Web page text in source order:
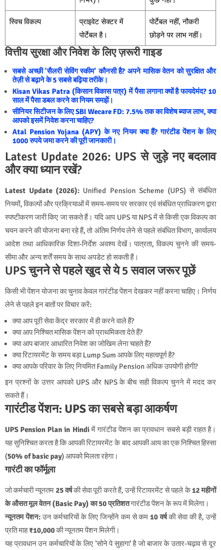
स्विच विकल्प
प्राइवेट सेक्टर में
पोर्टेबल है।
पोर्टेबल नहीं, नौकरी
छोड़ने पर लाभ नहीं।
वित्तीय सुरक्षा और निवेश के लिए ज़रूरी गाइड
सबसे अच्छी 'सैलरी सेविंग स्कीम' कौनसी है? अपने मासिक वेतन को सुरक्षित और
तेज़ी से बढ़ाने के 5 सबसे बढ़िया तरीके।
Kisan Vikas Patra (किसान विकास पत्र) में पैसा लगाना क्यों है फायदेमंद? 10
साल में पैसा डबल करने का नियम समझें।
सीनियर सिटीजन के लिए SBI Wecare FD: 7.5% तक का विशेष ब्याज लाभ, क्या
आपको इसमें निवेश करना चाहिए?
Atal Pension Yojana (APY) के नए नियम क्या हैं? गारंटीड पेंशन के लिए
1000 रुपये जमा करने की पूरी जानकारी।
Latest Update 2026: UPS से जुड़े नए बदलाव
और क्या ध्यान रखें?
Latest Update (2026): Unified Pension Scheme (UPS) से संबंधित
नियमों, विकल्पों और प्रक्रियाओं में समय-समय पर सरकार एवं संबंधित प्राधिकरण द्वारा
स्पष्टीकरण जारी किए जा सकते हैं। यदि आप UPS या NPS में से किसी एक विकल्प का
चयन करने की योजना बना रहे हैं, तो अंतिम निर्णय लेने से पहले संबंधित विभाग, कार्यालय
आदेश तथा आधिकारिक दिशा-निर्देश अवश्य देखें। पात्रता, विकल्प चुनने की समय-
सीमा और अन्य शर्तें समय के साथ अपडेट हो सकती हैं।
UPS चुनने से पहले खुद से ये 5 सवाल जरूर पूछें
किसी भी पेंशन योजना का चुनाव केवल गारंटीड पेंशन देखकर नहीं करना चाहिए। निर्णय
लेने से पहले इन बातों पर विचार करें:
क्या आप पूरी सेवा केंद्र सरकार में ही करने वाले हैं?
क्या आप निश्चित मासिक पेंशन को प्राथमिकता देते हैं?
क्या आप बाजार आधारित निवेश का जोखिम लेना चाहते हैं?
क्या रिटायरमेंट के समय बड़ा Lump Sum आपके लिए महत्वपूर्ण है?
क्या आपके परिवार के लिए नियमित Family Pension अधिक उपयोगी होगी?
इन प्रश्नों के उत्तर आपको UPS और NPS के बीच सही विकल्प चुनने में मदद कर
सकते हैं।
गारंटीड पेंशन: UPS का सबसे बड़ा आकर्षण
UPS Pension Plan in Hindiमें गारंटीड पेंशन का प्रावधान सबसे बड़ी राहत है।
यह सुनिश्चित करता है कि आपकी रिटायरमेंट के बाद आपकी आय का एक निश्चित हिस्सा
(50% of basic pay) आपको मिलता रहेगा।
गारंटी का फॉर्मूला
जो कर्मचारी न्यूनतम 25 वर्षकी सेवा पूरी करते हैं, उन्हें रिटायरमेंट से पहले के12 महीनों
के औसत मूल वेतन (Basic Pay) का 50 प्रतिशतगारंटीड पेंशन के रूप में मिलेगा।
न्यूनतम पेंशन:उन कर्मचारियों के लिए जिन्होंने कम से कम10 वर्षकी सेवा की है, उन्हें
प्रति माह₹10,000की न्यूनतम पेंशन मिलेगी।
यह प्रावधान उन कर्मचारियों के लिए 'सोने पे सुहागा' है जो बाजार के उतार-चढ़ाव से दूर